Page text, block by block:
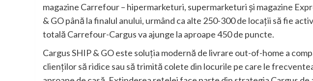
magazine Carrefour – hipermarketuri, supermarketuri și magazine
& GO până la finalul anului, urmând ca alte 250-300 de locații să fie
totală Carrefour-Cargus va ajunge la aproape 450 de puncte.
Cargus SHIP & GO este soluția modernă de livrare out-of-home a
clienților să ridice sau să trimită colete din locurile pe care le